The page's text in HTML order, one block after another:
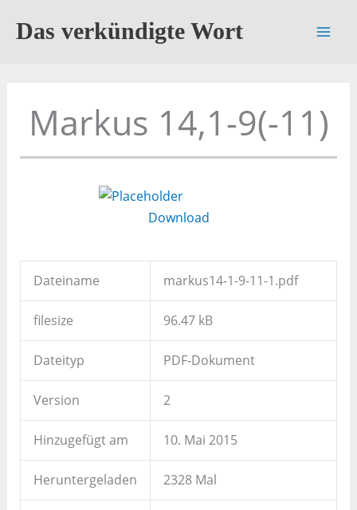
InhaltDas verkündigte Wort
Markus 14,1-9(-11)
Download
Dateiname markus14-1-9-11-1.pdf
filesize 96.47 kB
Dateityp PDF-Dokument
Version 2
Hinzugefügt am 10. Mai 2015
Heruntergeladen 2328 Mal